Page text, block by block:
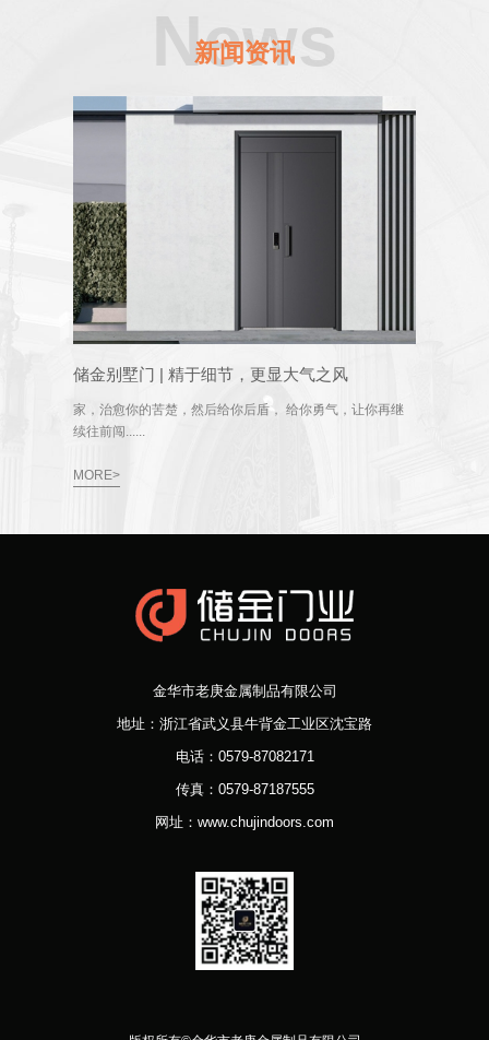
News
新闻资讯
储金别墅门 | 精于细节，更显大气之风
家，治愈你的苦楚，然后给你后盾， 给你勇气，让你再继
续往前闯......
MORE>
金华市老庚金属制品有限公司
地址：浙江省武义县牛背金工业区沈宝路
电话：0579-87082171
传真：0579-87187555
网址：www.chujindoors.com